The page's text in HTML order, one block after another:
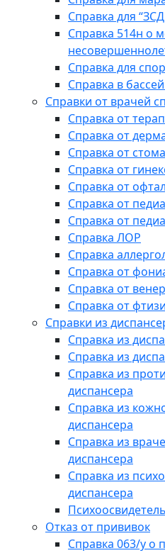
Справка для
Справка 514н о
Справка для
Справка в
Справки от врачей
Справка от
Справка от
Справка от
Справка от
Справка от
Справка от
Справка от
Справка ЛОР
Справка
Справка от
Справка от
Справка от
Справки из
Справка из
Справка из
Справка из
диспансера
Справка из
диспансера
Справка из
диспансера
Справка из
диспансера
Отказ от прививок
Справка 063/у о